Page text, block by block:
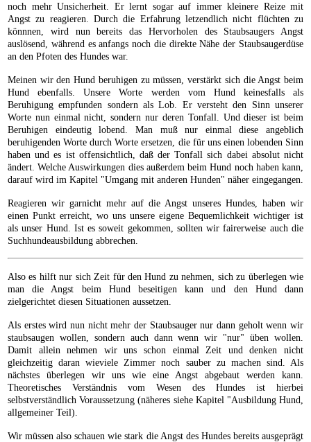
noch mehr Unsicherheit. Er lernt sogar auf immer kleinere Reize mit
Angst zu reagieren. Durch die Erfahrung letzendlich nicht flüchten zu
könnnen, wird nun bereits das Hervorholen des Staubsaugers Angst
auslösend, während es anfangs noch die direkte Nähe der Staubsaugerdüse
an den Pfoten des Hundes war.
Meinen wir den Hund beruhigen zu müssen, verstärkt sich die Angst beim
Hund ebenfalls. Unsere Worte werden vom Hund keinesfalls als
Beruhigung empfunden sondern als Lob. Er versteht den Sinn unserer
Worte nun einmal nicht, sondern nur deren Tonfall. Und dieser ist beim
Beruhigen eindeutig lobend. Man muß nur einmal diese angeblich
beruhigenden Worte durch Worte ersetzen, die für uns einen lobenden Sinn
haben und es ist offensichtlich, daß der Tonfall sich dabei absolut nicht
ändert. Welche Auswirkungen dies außerdem beim Hund noch haben kann,
darauf wird im Kapitel "Umgang mit anderen Hunden" näher eingegangen.
Reagieren wir garnicht mehr auf die Angst unseres Hundes, haben wir
einen Punkt erreicht, wo uns unsere eigene Bequemlichkeit wichtiger ist
als unser Hund. Ist es soweit gekommen, sollten wir fairerweise auch die
Suchhundeausbildung abbrechen.
Also es hilft nur sich Zeit für den Hund zu nehmen, sich zu überlegen wie
man die Angst beim Hund beseitigen kann und den Hund dann
zielgerichtet diesen Situationen aussetzen.
Als erstes wird nun nicht mehr der Staubsauger nur dann geholt wenn wir
staubsaugen wollen, sondern auch dann wenn wir "nur" üben wollen.
Damit allein nehmen wir uns schon einmal Zeit und denken nicht
gleichzeitig daran wieviele Zimmer noch sauber zu machen sind. Als
nächstes überlegen wir uns wie eine Angst abgebaut werden kann.
Theoretisches Verständnis vom Wesen des Hundes ist hierbei
selbstverständlich Voraussetzung (näheres siehe Kapitel "Ausbildung Hund,
allgemeiner Teil).
Wir müssen also schauen wie stark die Angst des Hundes bereits ausgeprägt